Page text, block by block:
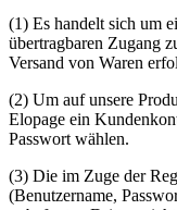
(1) Es handelt sich um
übertragbaren Zugang
Versand von Waren
(2) Um auf unsere
Elopage ein
Passwort wählen.
(3) Die im Zuge der
(Benutzername,